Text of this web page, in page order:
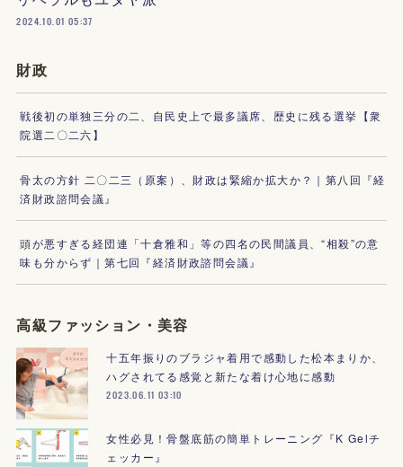
2024.10.01 05:37
財政
戦後初の単独三分の二、自民史上で最多議席、歴史に残る選挙【衆
院選二〇二六】
骨太の方針 二〇二三（原案）、財政は緊縮か拡大か？｜第八回『経
済財政諮問会議』
頭が悪すぎる経団連「十倉雅和」等の四名の民間議員、“相殺”の意
味も分からず｜第七回『経済財政諮問会議』
高級ファッション・美容
十五年振りのブラジャ着用で感動した松本まりか、
ハグされてる感覚と新たな着け心地に感動
2023.06.11 03:10
女性必見！骨盤底筋の簡単トレーニング『K Gelチ
ェッカー』